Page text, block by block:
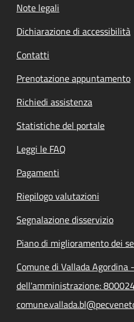
Note legali
Dichiarazione di accessibilità
Contatti
Prenotazione appuntamento
Richiedi assistenza
Statistiche del portale
Leggi le FAQ
Pagamenti
Riepilogo valutazioni
Segnalazione disservizio
Piano di miglioramento dei
Comune di Vallada Agordina
dell'amministrazione: